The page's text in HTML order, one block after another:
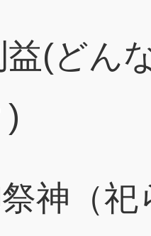
益(どん
神（祀